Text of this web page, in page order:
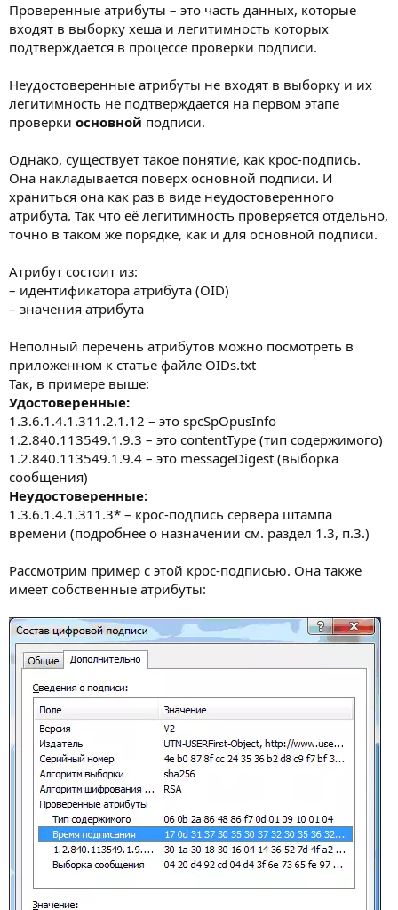
Проверенные атрибуты – это часть данных, которые
входят в выборку хеша и легитимность которых
подтверждается в процессе проверки подписи.
Неудостоверенные атрибуты не входят в выборку и их
легитимность не подтверждается на первом этапе
проверки основной подписи.
Однако, существует такое понятие, как крос-подпись.
Она накладывается поверх основной подписи. И
храниться она как раз в виде неудостоверенного
атрибута. Так что её легитимность проверяется отдельно,
точно в таком же порядке, как и для основной подписи.
Атрибут состоит из:
– идентификатора атрибута (OID)
– значения атрибута
Неполный перечень атрибутов можно посмотреть в
приложенном к статье файле OIDs.txt
Так, в примере выше:
Удостоверенные:
1.3.6.1.4.1.311.2.1.12 – это spcSpOpusInfo
1.2.840.113549.1.9.3 – это contentType (тип содержимого)
1.2.840.113549.1.9.4 – это messageDigest (выборка
сообщения)
Неудостоверенные:
1.3.6.1.4.1.311.3* – крос-подпись сервера штампа
времени (подробнее о назначении см. раздел 1.3, п.3.)
Рассмотрим пример с этой крос-подписью. Она также
имеет собственные атрибуты: